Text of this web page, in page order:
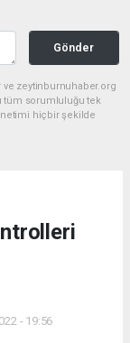
Gönder
ve zeytinburnuhaber.org
tüm sorumluluğu tek
hiçbir şekilde
- 19:56